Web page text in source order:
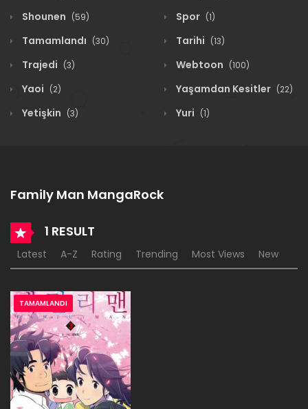
Shounen (59) Spor (1)
Tamamlandı (30) Tarihi (13)
Trajedi (3) Webtoon (100)
Yaoi (2) Yaşamdan Kesitler (22)
Yetişkin (3) Yuri (1)
Family Man MangaRock
1 RESULT
Latest A-Z Rating Trending Most Views New
TAMAMLANDI